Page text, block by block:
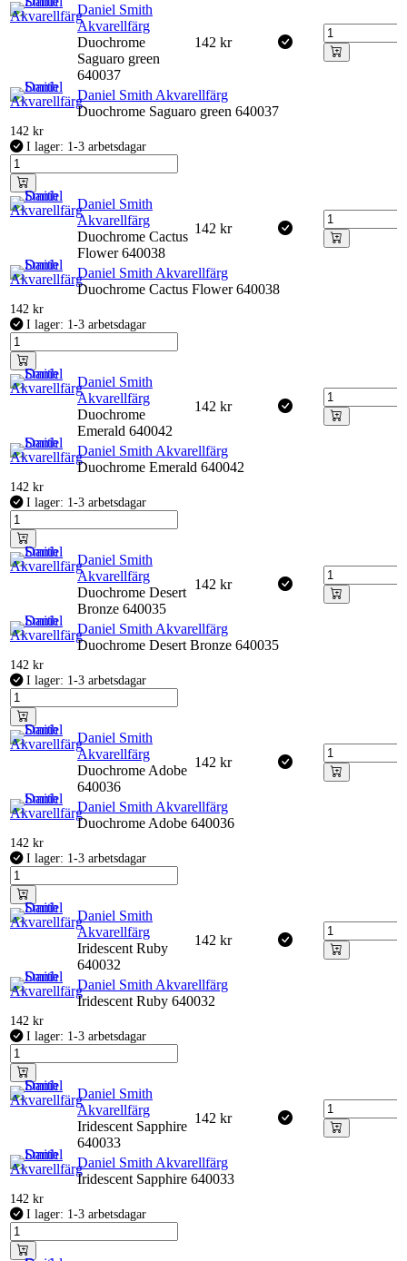
Daniel Smith
Akvarellfärg
Duochrome
Saguaro green
640037
142 kr
Daniel Smith Akvarellfärg
Duochrome Saguaro green 640037
142 kr
I lager: 1-3 arbetsdagar
Daniel Smith
Akvarellfärg
Duochrome Cactus
Flower 640038
142 kr
Daniel Smith Akvarellfärg
Duochrome Cactus Flower 640038
142 kr
I lager: 1-3 arbetsdagar
Daniel Smith
Akvarellfärg
Duochrome
Emerald 640042
142 kr
Daniel Smith Akvarellfärg
Duochrome Emerald 640042
142 kr
I lager: 1-3 arbetsdagar
Daniel Smith
Akvarellfärg
Duochrome Desert
Bronze 640035
142 kr
Daniel Smith Akvarellfärg
Duochrome Desert Bronze 640035
142 kr
I lager: 1-3 arbetsdagar
Daniel Smith
Akvarellfärg
Duochrome Adobe
640036
142 kr
Daniel Smith Akvarellfärg
Duochrome Adobe 640036
142 kr
I lager: 1-3 arbetsdagar
Daniel Smith
Akvarellfärg
Iridescent Ruby
640032
142 kr
Daniel Smith Akvarellfärg
Iridescent Ruby 640032
142 kr
I lager: 1-3 arbetsdagar
Daniel Smith
Akvarellfärg
Iridescent Sapphire
640033
142 kr
Daniel Smith Akvarellfärg
Iridescent Sapphire 640033
142 kr
I lager: 1-3 arbetsdagar